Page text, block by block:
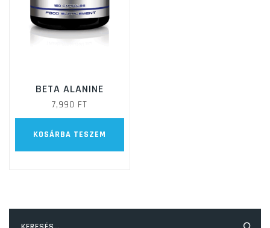
BETA ALANINE
7,990 FT
KOSÁRBA TESZEM